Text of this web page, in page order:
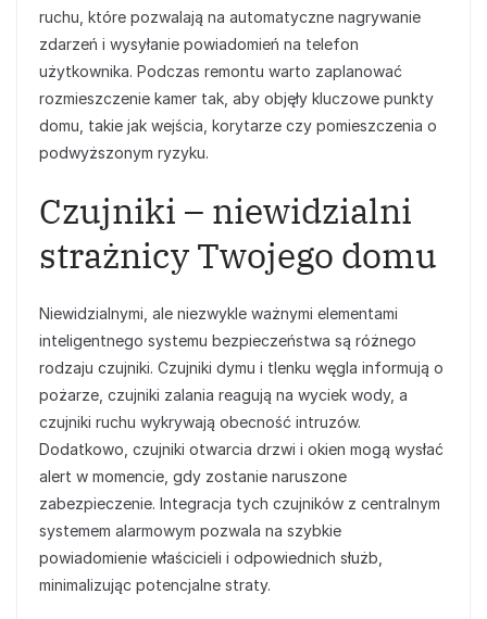
ruchu, które pozwalają na automatyczne nagrywanie
zdarzeń i wysyłanie powiadomień na telefon
użytkownika. Podczas remontu warto zaplanować
rozmieszczenie kamer tak, aby objęły kluczowe punkty
domu, takie jak wejścia, korytarze czy pomieszczenia o
podwyższonym ryzyku.
Czujniki – niewidzialni
strażnicy Twojego domu
Niewidzialnymi, ale niezwykle ważnymi elementami
inteligentnego systemu bezpieczeństwa są różnego
rodzaju czujniki. Czujniki dymu i tlenku węgla informują o
pożarze, czujniki zalania reagują na wyciek wody, a
czujniki ruchu wykrywają obecność intruzów.
Dodatkowo, czujniki otwarcia drzwi i okien mogą wysłać
alert w momencie, gdy zostanie naruszone
zabezpieczenie. Integracja tych czujników z centralnym
systemem alarmowym pozwala na szybkie
powiadomienie właścicieli i odpowiednich służb,
minimalizując potencjalne straty.